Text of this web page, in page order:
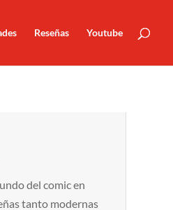
Reseñas Youtube
del comic en
tanto modernas